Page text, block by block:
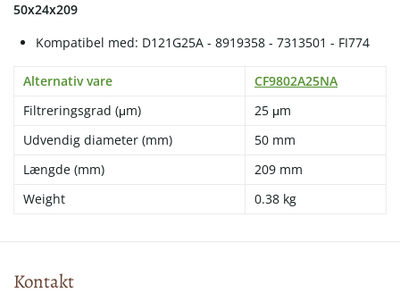
50x24x209
Kompatibel med: D121G25A - 8919358 - 7313501 - FI774
Alternativ vare
CF9802A25NA
Filtreringsgrad (μm)
25 μm
Udvendig diameter (mm)
50 mm
Længde (mm)
209 mm
Weight
0.38 kg
Kontakt